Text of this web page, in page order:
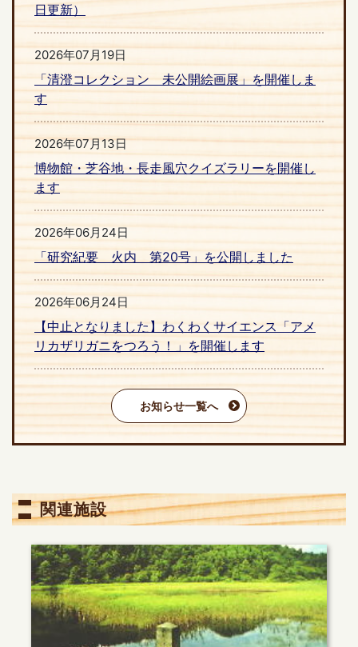
日更新）
2026年07月19日
「清澄コレクション 未公開絵画展」を開催しま
す
2026年07月13日
博物館・芝谷地・長走風穴クイズラリーを開催し
ます
2026年06月24日
「研究紀要 火内 第20号」を公開しました
2026年06月24日
【中止となりました】わくわくサイエンス「アメ
リカザリガニをつろう！」を開催します
お知らせ一覧へ
関連施設